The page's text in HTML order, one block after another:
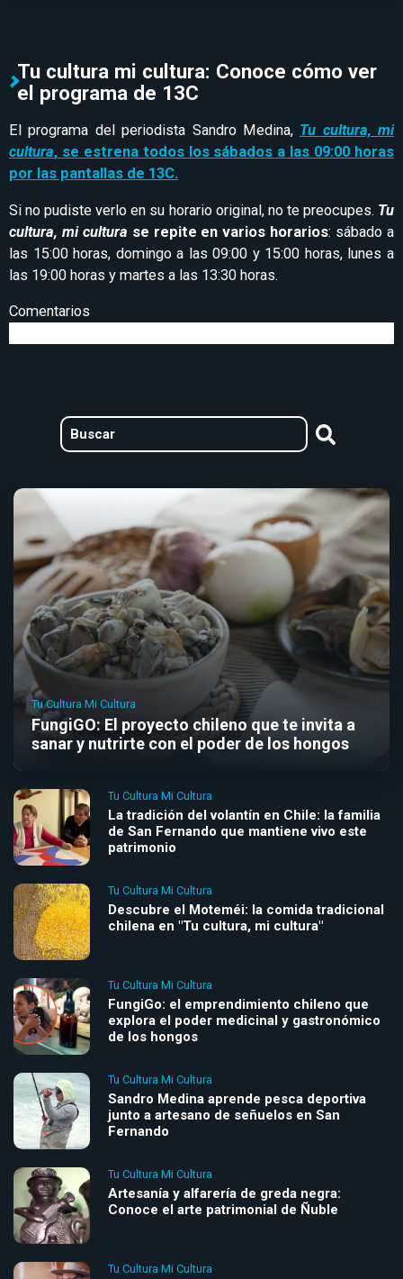
Tu cultura mi cultura: Conoce cómo ver
el programa de 13C
El programa del periodista Sandro Medina, Tu cultura, mi
cultura, se estrena todos los sábados a las 09:00 horas
por las pantallas de 13C.
Si no pudiste verlo en su horario original, no te preocupes. Tu
cultura, mi cultura se repite en varios horarios: sábado a
las 15:00 horas, domingo a las 09:00 y 15:00 horas, lunes a
las 19:00 horas y martes a las 13:30 horas.
Comentarios
Tu Cultura Mi Cultura
FungiGO: El proyecto chileno que te invita a
sanar y nutrirte con el poder de los hongos
Tu Cultura Mi Cultura
La tradición del volantín en Chile: la familia
de San Fernando que mantiene vivo este
patrimonio
Tu Cultura Mi Cultura
Descubre el Moteméi: la comida tradicional
chilena en "Tu cultura, mi cultura"
Tu Cultura Mi Cultura
FungiGo: el emprendimiento chileno que
explora el poder medicinal y gastronómico
de los hongos
Tu Cultura Mi Cultura
Sandro Medina aprende pesca deportiva
junto a artesano de señuelos en San
Fernando
Tu Cultura Mi Cultura
Artesanía y alfarería de greda negra:
Conoce el arte patrimonial de Ñuble
Tu Cultura Mi Cultura